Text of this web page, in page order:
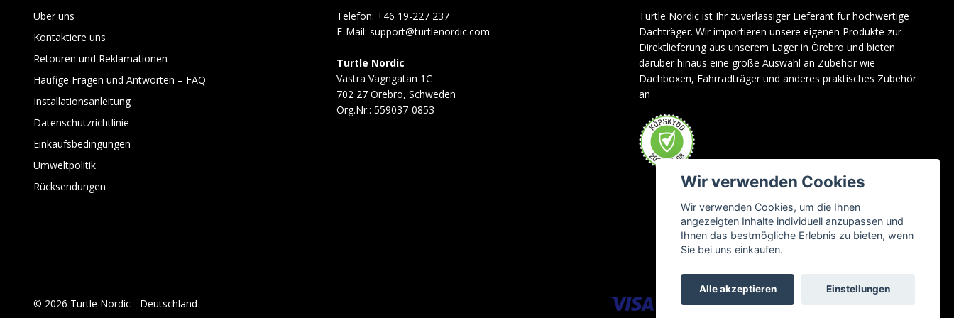
Über uns
Kontaktiere uns
Retouren und Reklamationen
Häufige Fragen und Antworten – FAQ
Installationsanleitung
Datenschutzrichtlinie
Einkaufsbedingungen
Umweltpolitik
Rücksendungen
Telefon: +46 19-227 237
E-Mail: support@turtlenordic.com
Turtle Nordic
Västra Vagngatan 1C
702 27 Örebro, Schweden
Org.Nr.: 559037-0853
Turtle Nordic ist Ihr zuverlässiger Lieferant für hochwertige
Dachträger. Wir importieren unsere eigenen Produkte zur
Direktlieferung aus unserem Lager in Örebro und bieten
darüber hinaus eine große Auswahl an Zubehör wie
Dachboxen, Fahrradträger und anderes praktisches Zubehör
an
© 2026 Turtle Nordic - Deutschland
Wir verwenden Cookies
Wir verwenden Cookies, um die Ihnen
angezeigten Inhalte individuell anzupassen und
Ihnen das bestmögliche Erlebnis zu bieten, wenn
Sie bei uns einkaufen.
Alle akzeptieren Einstellungen